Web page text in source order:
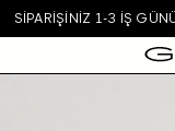
SIPARIŞINIZ 1-3 IŞ